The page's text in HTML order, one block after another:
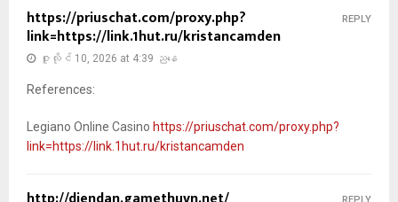
https://priuschat.com/proxy.php?
link=https://link.1hut.ru/kristancamden
ဇူလိုင် 10, 2026 at 4:39 ညနေ
References:
Legiano Online Casino https://priuschat.com/proxy.php?
link=https://link.1hut.ru/kristancamden
REPLY